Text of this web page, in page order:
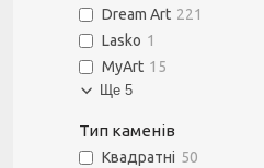
Dream Art 221
Lasko 1
MyArt 15
Ще 5
Тип каменів
Квадратні 50